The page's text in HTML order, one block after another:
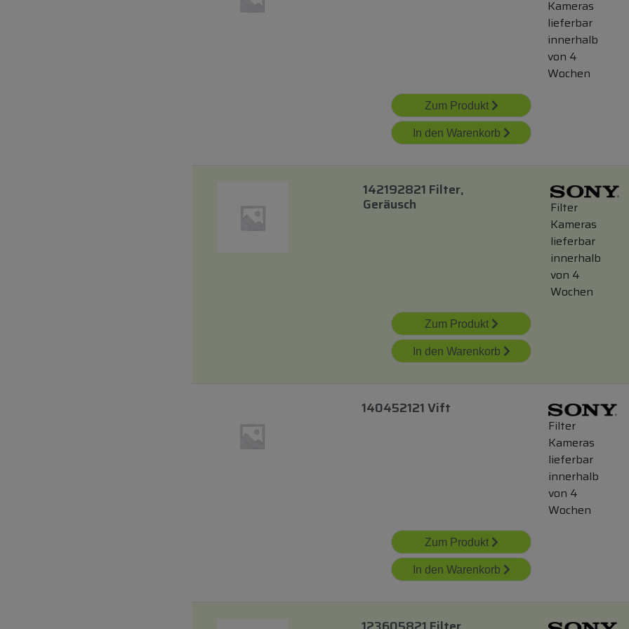
Kameras
lieferbar
innerhalb
von 4
Wochen
Zum Produkt
In den Warenkorb
142192821 Filter,
Geräusch
Filter
Kameras
lieferbar
innerhalb
von 4
Wochen
Zum Produkt
In den Warenkorb
140452121 Vift
Filter
Kameras
lieferbar
innerhalb
von 4
Wochen
Zum Produkt
In den Warenkorb